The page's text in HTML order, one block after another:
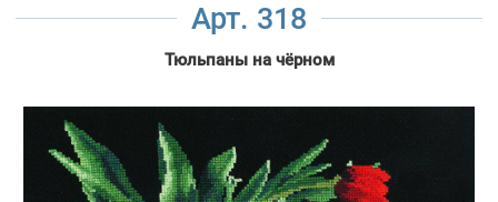
Арт. 318
Тюльпаны на чёрном